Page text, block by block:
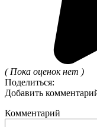
( Пока оценок нет )
Поделиться:
Добавить
Комментарий